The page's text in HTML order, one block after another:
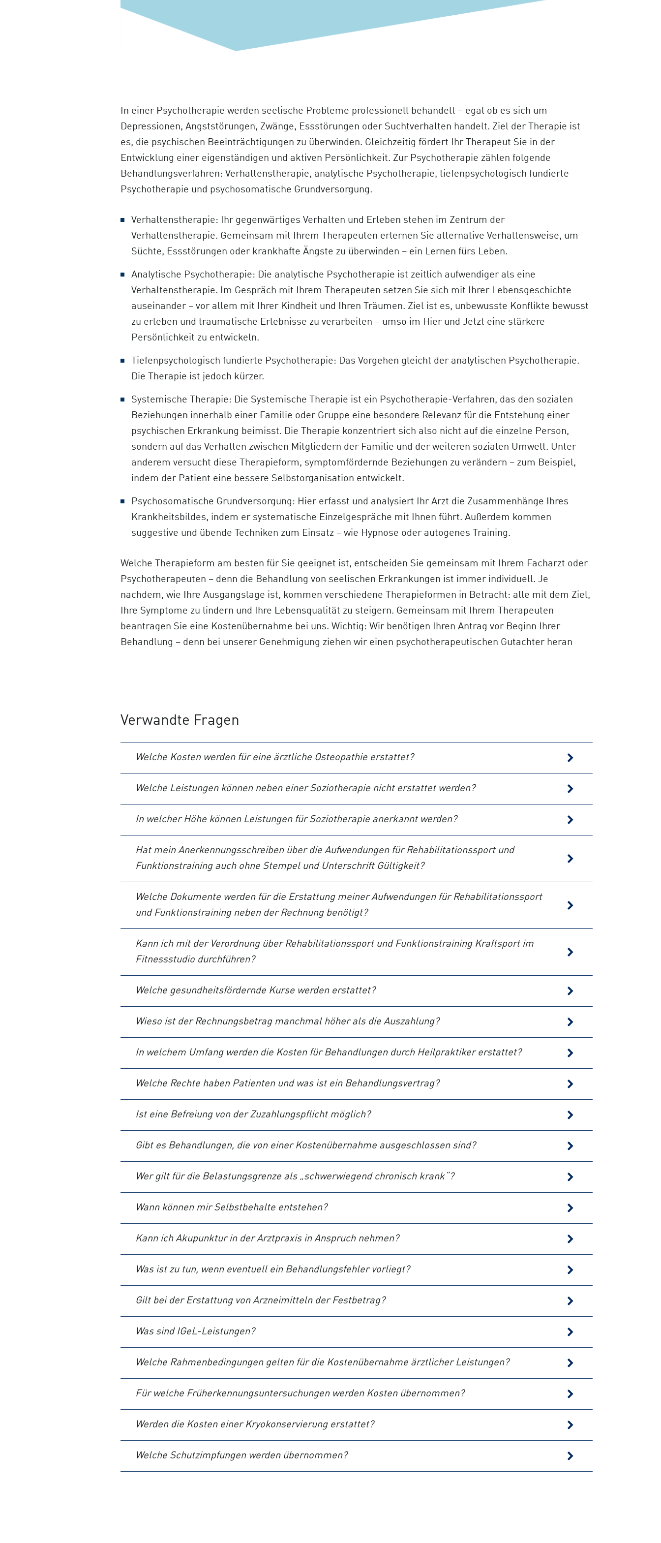
In einer Psychotherapie werden seelische Probleme professionell behandelt – egal ob es sich um
Depressionen, Angststörungen, Zwänge, Essstörungen oder Suchtverhalten handelt. Ziel der Therapie ist
es, die psychischen Beeinträchtigungen zu überwinden. Gleichzeitig fördert Ihr Therapeut Sie in der
Entwicklung einer eigenständigen und aktiven Persönlichkeit. Zur Psychotherapie zählen folgende
Behandlungsverfahren: Verhaltenstherapie, analytische Psychotherapie, tiefenpsychologisch fundierte
Psychotherapie und psychosomatische Grundversorgung.
Verhaltenstherapie: Ihr gegenwärtiges Verhalten und Erleben stehen im Zentrum der
Verhaltenstherapie. Gemeinsam mit Ihrem Therapeuten erlernen Sie alternative Verhaltensweise, um
Süchte, Essstörungen oder krankhafte Ängste zu überwinden – ein Lernen fürs Leben.
Analytische Psychotherapie: Die analytische Psychotherapie ist zeitlich aufwendiger als eine
Verhaltenstherapie. Im Gespräch mit Ihrem Therapeuten setzen Sie sich mit Ihrer Lebensgeschichte
auseinander – vor allem mit Ihrer Kindheit und Ihren Träumen. Ziel ist es, unbewusste Konflikte bewusst
zu erleben und traumatische Erlebnisse zu verarbeiten – umso im Hier und Jetzt eine stärkere
Persönlichkeit zu entwickeln.
Tiefenpsychologisch fundierte Psychotherapie: Das Vorgehen gleicht der analytischen Psychotherapie.
Die Therapie ist jedoch kürzer.
Systemische Therapie: Die Systemische Therapie ist ein Psychotherapie-Verfahren, das den sozialen
Beziehungen innerhalb einer Familie oder Gruppe eine besondere Relevanz für die Entstehung einer
psychischen Erkrankung beimisst. Die Therapie konzentriert sich also nicht auf die einzelne Person,
sondern auf das Verhalten zwischen Mitgliedern der Familie und der weiteren sozialen Umwelt. Unter
anderem versucht diese Therapieform, symptomfördernde Beziehungen zu verändern – zum Beispiel,
indem der Patient eine bessere Selbstorganisation entwickelt.
Psychosomatische Grundversorgung: Hier erfasst und analysiert Ihr Arzt die Zusammenhänge Ihres
Krankheitsbildes, indem er systematische Einzelgespräche mit Ihnen führt. Außerdem kommen
suggestive und übende Techniken zum Einsatz – wie Hypnose oder autogenes Training.
Welche Therapieform am besten für Sie geeignet ist, entscheiden Sie gemeinsam mit Ihrem Facharzt oder
Psychotherapeuten – denn die Behandlung von seelischen Erkrankungen ist immer individuell. Je
nachdem, wie Ihre Ausgangslage ist, kommen verschiedene Therapieformen in Betracht: alle mit dem Ziel,
Ihre Symptome zu lindern und Ihre Lebensqualität zu steigern. Gemeinsam mit Ihrem Therapeuten
beantragen Sie eine Kostenübernahme bei uns. Wichtig: Wir benötigen Ihren Antrag vor Beginn Ihrer
Behandlung – denn bei unserer Genehmigung ziehen wir einen psychotherapeutischen Gutachter heran
Verwandte Fragen
Welche Kosten werden für eine ärztliche Osteopathie erstattet?
Welche Leistungen können neben einer Soziotherapie nicht erstattet werden?
In welcher Höhe können Leistungen für Soziotherapie anerkannt werden?
Hat mein Anerkennungsschreiben über die Aufwendungen für Rehabilitationssport und
Funktionstraining auch ohne Stempel und Unterschrift Gültigkeit?
Welche Dokumente werden für die Erstattung meiner Aufwendungen für Rehabilitationssport
und Funktionstraining neben der Rechnung benötigt?
Kann ich mit der Verordnung über Rehabilitationssport und Funktionstraining Kraftsport im
Fitnessstudio durchführen?
Welche gesundheitsfördernde Kurse werden erstattet?
Wieso ist der Rechnungsbetrag manchmal höher als die Auszahlung?
In welchem Umfang werden die Kosten für Behandlungen durch Heilpraktiker erstattet?
Welche Rechte haben Patienten und was ist ein Behandlungsvertrag?
Ist eine Befreiung von der Zuzahlungspflicht möglich?
Gibt es Behandlungen, die von einer Kostenübernahme ausgeschlossen sind?
Wer gilt für die Belastungsgrenze als „schwerwiegend chronisch krank“?
Wann können mir Selbstbehalte entstehen?
Kann ich Akupunktur in der Arztpraxis in Anspruch nehmen?
Was ist zu tun, wenn eventuell ein Behandlungsfehler vorliegt?
Gilt bei der Erstattung von Arzneimitteln der Festbetrag?
Was sind IGeL-Leistungen?
Welche Rahmenbedingungen gelten für die Kostenübernahme ärztlicher Leistungen?
Für welche Früherkennungsuntersuchungen werden Kosten übernommen?
Werden die Kosten einer Kryokonservierung erstattet?
Welche Schutzimpfungen werden übernommen?